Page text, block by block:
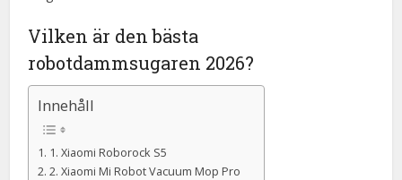
Vilken är den bästa
robotdammsugaren 2026?
Innehåll
1. Xiaomi Roborock S5
2. Xiaomi Mi Robot Vacuum Mop Pro